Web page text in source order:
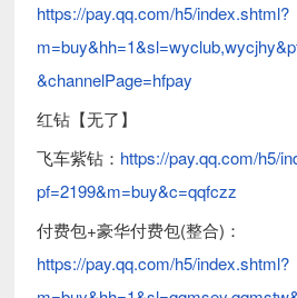
https://pay.qq.com/h5/index.shtml?
&channelPage=hfpay
红钻【无了】
飞车紫钻： https://pay.qq.com/h5/
pf=2199&m=buy&c=qqfczz
付费包+豪华付费包(整合)：
https://pay.qq.com/h5/index.shtml?